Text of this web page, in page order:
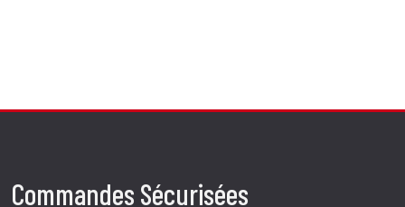
Commandes Sécurisées